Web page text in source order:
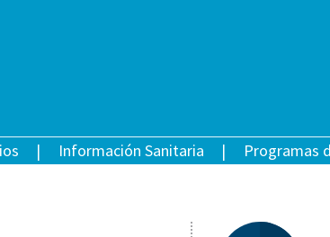
Información Sanitaria Programas